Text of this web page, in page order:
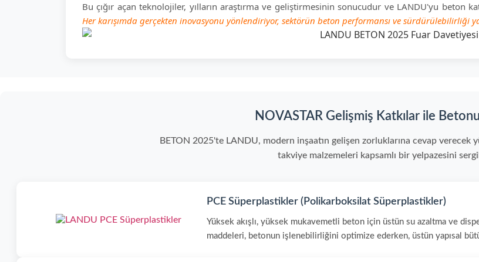
Bu çığır açan teknolojiler, yılların araştırma ve geliştirmesinin sonucudur ve LANDU'yu beton
Her karışımda gerçekten inovasyonu yönlendiriyor, sektörün beton performansı ve sürdürülebilirliği
NOVASTAR Gelişmiş Katkılar ile
BETON 2025'te LANDU, modern inşaatın gelişen zorluklarına cevap verecek
takviye malzemeleri kapsamlı bir yelpazesini
PCE Süperplastikler (Polikarboksilat Süperplastikler)
Yüksek akışlı, yüksek mukavemetli beton için üstün su azaltma ve
maddeleri, betonun işlenebilirliğini optimize ederken, üstün yapısal